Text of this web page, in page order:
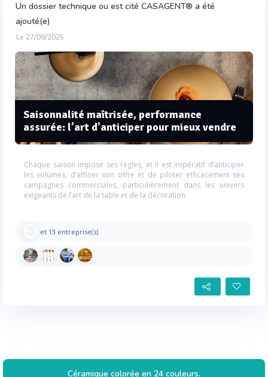
Un dossier technique ou est cité CASAGENT® a été
ajouté(e)
Le 27/08/2025
Saisonnalité maîtrisée, performance
assurée: l’art d’anticiper pour mieux vendre
Chaque saison impose ses règles, et il est impératif d’anticiper
les volumes, d’affiner son offre et de piloter efficacement ses
campagnes commerciales, particulièrement dans les univers
exigeants de l’art de la table et de la décoration.
et 13 entreprise(s)
Céramique colorée en 24 couleurs.